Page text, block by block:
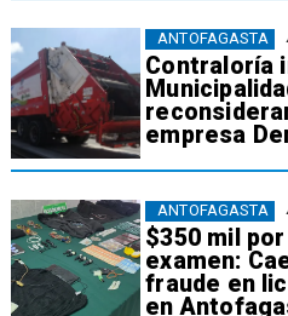
Contraloría
empresa
ANTOFAGASTA
$350 mil
examen:
fraude en
en
ANTOFAGASTA